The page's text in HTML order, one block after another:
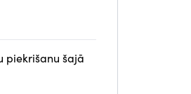
piekrišanu šajā